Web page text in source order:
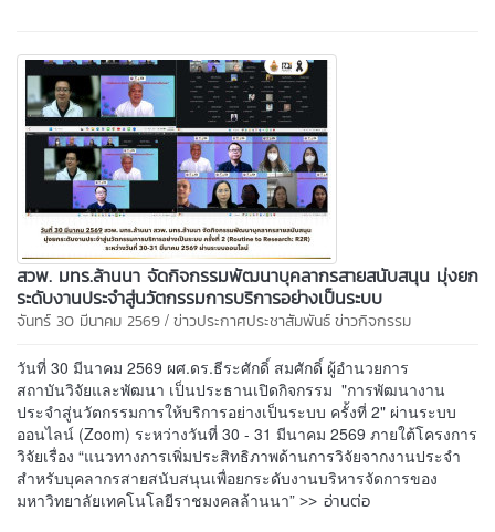
สวพ. มทร.ล้านนา จัดกิจกรรมพัฒนาบุคลากรสายสนับสนุน มุ่งยก
ระดับงานประจำสู่นวัตกรรมการบริการอย่างเป็นระบบ
จันทร์ 30 มีนาคม 2569 / ข่าวประกาศประชาสัมพันธ์ข่าวกิจกรรม
วันที่ 30 มีนาคม 2569 ผศ.ดร.ธีระศักดิ์ สมศักดิ์ ผู้อำนวยการ
สถาบันวิจัยและพัฒนา เป็นประธานเปิดกิจกรรม "การพัฒนางาน
ประจำสู่นวัตกรรมการให้บริการอย่างเป็นระบบ ครั้งที่ 2" ผ่านระบบ
ออนไลน์ (Zoom) ระหว่างวันที่ 30 - 31 มีนาคม 2569 ภายใต้โครงการ
วิจัยเรื่อง “แนวทางการเพิ่มประสิทธิภาพด้านการวิจัยจากงานประจำ
สำหรับบุคลากรสายสนับสนุนเพื่อยกระดับงานบริหารจัดการของ
มหาวิทยาลัยเทคโนโลยีราชมงคลล้านนา” >> อ่านต่อ